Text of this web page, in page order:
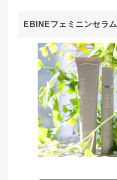
EBINEフェミニンセラム